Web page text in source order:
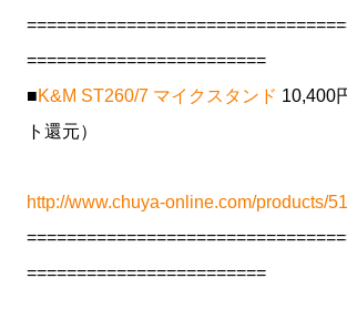
========================
■K&M ST260/7 マイクスタンド 10,400
ト還元）
http://www.chuya-online.com/products/
========================